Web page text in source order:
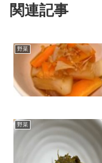
関連記事
野菜
野菜